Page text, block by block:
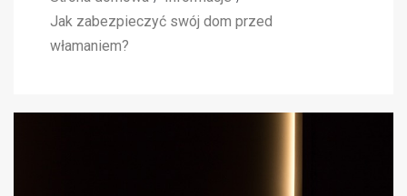
Jak zabezpieczyć swój dom przed
włamaniem?